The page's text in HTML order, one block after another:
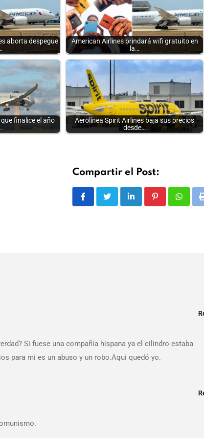
aborta despegue
American Airlines brindará wifi gratuito en
la…
finalice el año
Aerolínea Spirit Airlines baja sus precios
desde…
Compartir el Post:
LinkedIn Pinterest
Si fuese una compañía hispana ya el cilindro estaba
para mi es un abuso y un robo.Aqui quedó yo.